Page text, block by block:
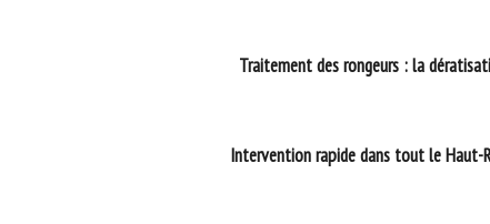
Traitement des rongeurs : la
Intervention rapide dans tout le Haut-